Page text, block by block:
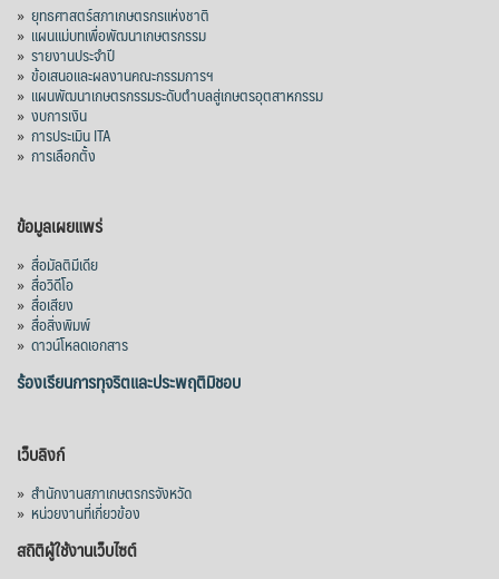
» ยุทธศาสตร์สภาเกษตรกรแห่งชาติ
» แผนแม่บทเพื่อพัฒนาเกษตรกรรม
» รายงานประจำปี
» ข้อเสนอและผลงานคณะกรรมการฯ
» แผนพัฒนาเกษตรกรรมระดับตำบลสู่เกษตรอุตสาหกรรม
» งบการเงิน
» การประเมิน ITA
» การเลือกตั้ง
ข้อมูลเผยแพร่
» สื่อมัลติมีเดีย
» สื่อวิดีโอ
» สื่อเสียง
» สื่อสิ่งพิมพ์
» ดาวน์โหลดเอกสาร
ร้องเรียนการทุจริตและประพฤติมิชอบ
เว็บลิงก์
» สำนักงานสภาเกษตรกรจังหวัด
» หน่วยงานที่เกี่ยวข้อง
สถิติผู้ใช้งานเว็บไซต์